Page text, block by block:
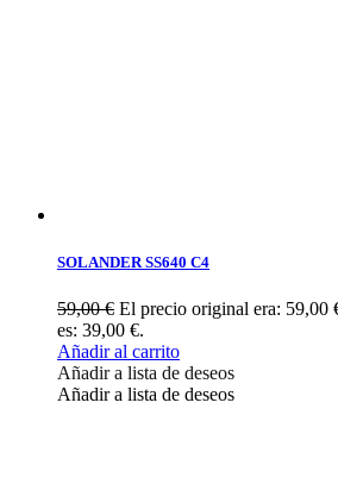
SOLANDER SS640 C4
59,00€ El precio original era: 59,00
es: 39,00 €.
Añadir al carrito
Añadir a lista de deseos
Añadir a lista de deseos